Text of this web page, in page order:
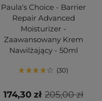
Paula's Choice - Barrier
Repair Advanced
Moisturizer -
Zaawansowany Krem
Nawilżający - 50ml
30
205,00 zł
174,30 zł